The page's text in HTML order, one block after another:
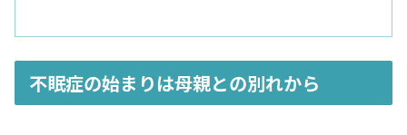
不眠症の始まりは母親との別れから